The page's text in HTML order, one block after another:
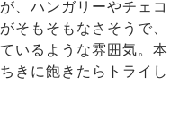
、ハンガリーやチェコ
そもそもなさそうで、
いるような雰囲気。本
きに飽きたらトライし